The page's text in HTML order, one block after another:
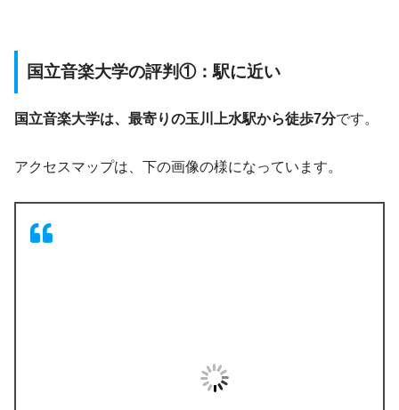
国立音楽大学の評判①：駅に近い
国立音楽大学は、最寄りの玉川上水駅から徒歩7分です。
アクセスマップは、下の画像の様になっています。